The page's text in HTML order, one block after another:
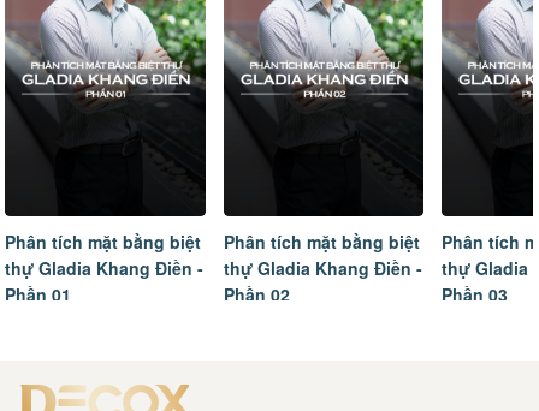
Phân tích mặt bằng biệt
thự Gladia Khang Điền -
Phần 02
Phân tích mặt bằng biệt
thự Gladia Khang Điền -
Phần 03
Tâm sự
ngôi nhà
hoàn thiện